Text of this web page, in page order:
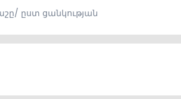
ըստ ցանկության